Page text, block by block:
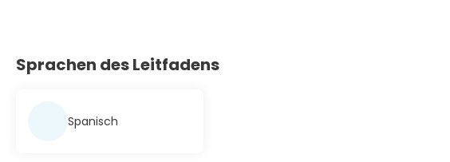
Sprachen des Leitfadens
Spanisch